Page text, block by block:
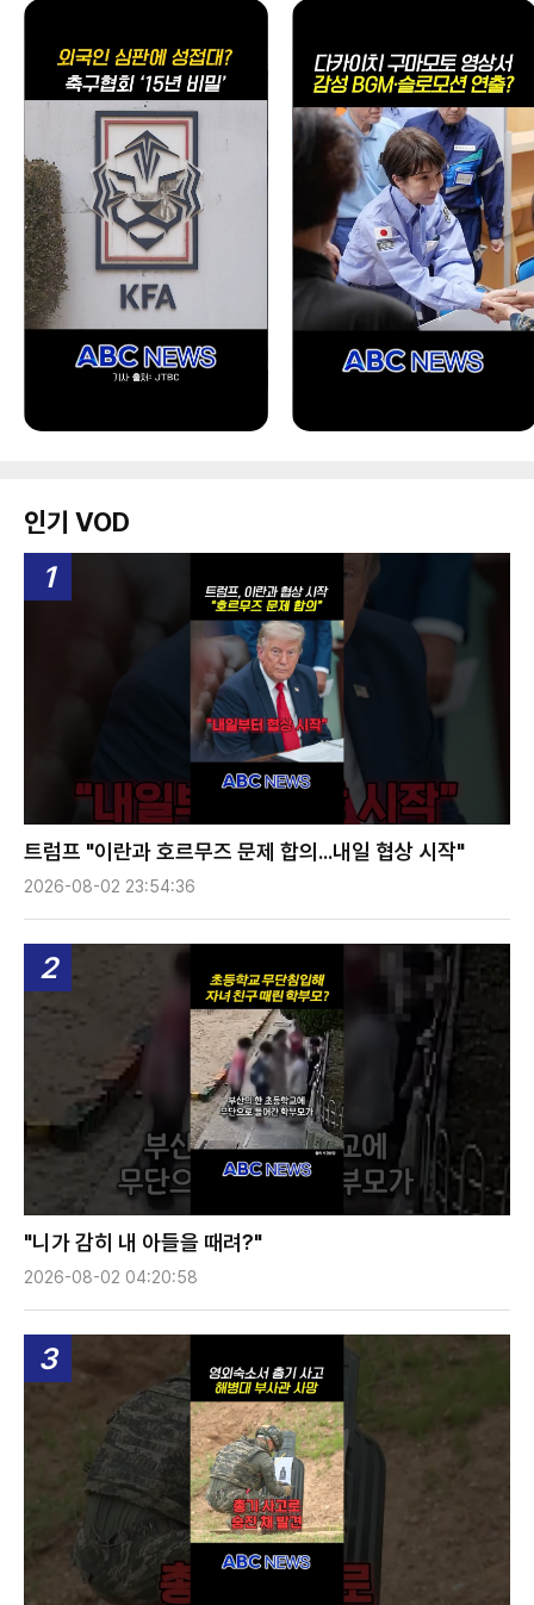
인기 VOD
1
트럼프 "이란과 호르무즈 문제 합의...내일 협상 시작"
2026-08-02 23:54:36
2
"니가 감히 내 아들을 때려?"
2026-08-02 04:20:58
3